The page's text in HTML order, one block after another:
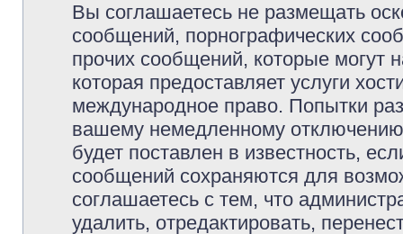
Вы соглашаетесь не размещать
сообщений, порнографических
прочих сообщений, которые могут
которая предоставляет услуги
международное право. Попытки
вашему немедленному
будет поставлен в известность,
сообщений сохраняются для
соглашаетесь с тем, что
удалить, отредактировать,